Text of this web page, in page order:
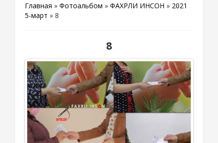
Главная » Фотоальбом » ФАХРЛИ ИНСОН » 2021
5-март » 8
8